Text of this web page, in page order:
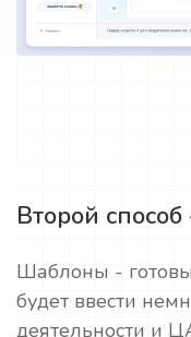
Второй
Шаблоны -
будет ввести
деятельности и